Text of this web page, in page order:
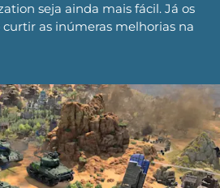
seja ainda mais fácil. Já os
as inúmeras melhorias na